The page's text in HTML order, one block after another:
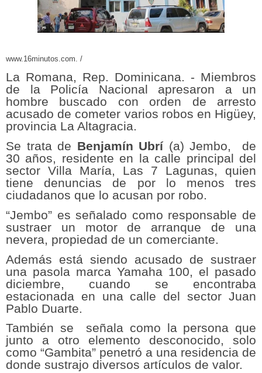
www.16minutos.com. /
La Romana, Rep. Dominicana. - Miembros
de la Policía Nacional apresaron a un
hombre buscado con orden de arresto
acusado de cometer varios robos en Higüey,
provincia La Altagracia.
Se trata de Benjamín Ubrí(a) Jembo, de
30 años, residente en la calle principal del
sector Villa María, Las 7 Lagunas, quien
tiene denuncias de por lo menos tres
ciudadanos que lo acusan por robo.
“Jembo” es señalado como responsable de
sustraer un motor de arranque de una
nevera, propiedad de un comerciante.
Además está siendo acusado de sustraer
una pasola marca Yamaha 100, el pasado
diciembre, cuando se encontraba
estacionada en una calle del sector Juan
Pablo Duarte.
También se señala como la persona que
junto a otro elemento desconocido, solo
como “Gambita” penetró a una residencia de
donde sustrajo diversos artículos de valor.